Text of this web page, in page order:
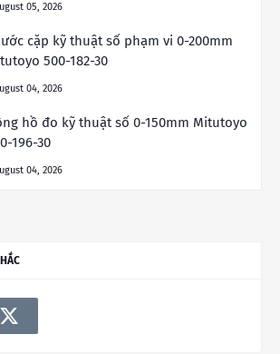
05, 2026
cặp kỹ thuật số phạm vi 0-200mm
500-182-30
04, 2026
hồ đo kỹ thuật số 0-150mm Mitutoyo
196-30
04, 2026